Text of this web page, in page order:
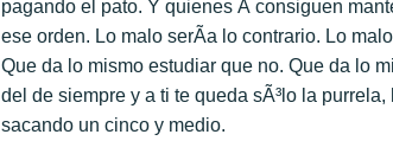
pagando el pato. Y quienes Â consiguen
ese orden. Lo malo serÃ­a lo contrario. Lo
Que da lo mismo estudiar que no. Que da lo
del de siempre y a ti te queda sÃ³lo la
sacando un cinco y medio.